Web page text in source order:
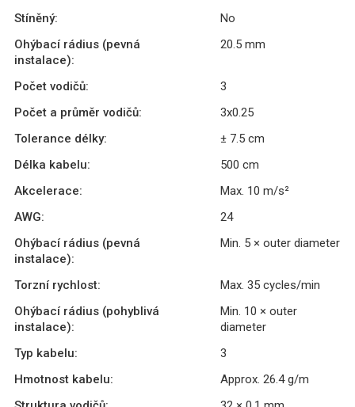
Stíněný:
No
Ohýbací rádius (pevná
instalace):
20.5 mm
Počet vodičů:
3
Počet a průměr vodičů:
3x0.25
Tolerance délky:
± 7.5 cm
Délka kabelu:
500 cm
Akcelerace:
Max. 10 m/s²
AWG:
24
Ohýbací rádius (pevná
instalace):
Min. 5 × outer diameter
Torzní rychlost:
Max. 35 cycles/min
Ohýbací rádius (pohyblivá
instalace):
Min. 10 × outer
diameter
Typ kabelu:
3
Hmotnost kabelu:
Approx. 26.4 g/m